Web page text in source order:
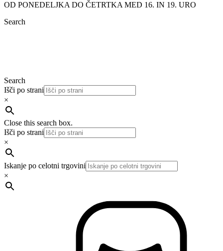
OD PONEDELJKA DO ČETRTKA MED 16. IN 19. URO
Search
Search
Išči po strani
×
Close this search box.
Išči po strani
×
Iskanje po celotni trgovini
×